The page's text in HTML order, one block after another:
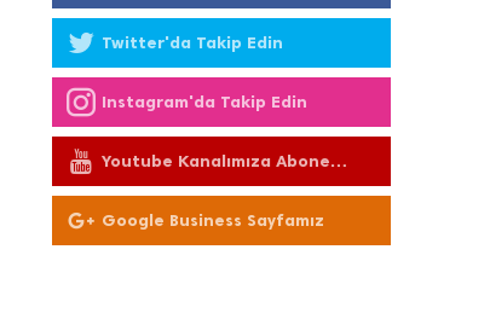
Twitter'da Takip Edin
Instagram'da Takip Edin
Youtube Kanalımıza Abone
Olun
Google Business Sayfamız